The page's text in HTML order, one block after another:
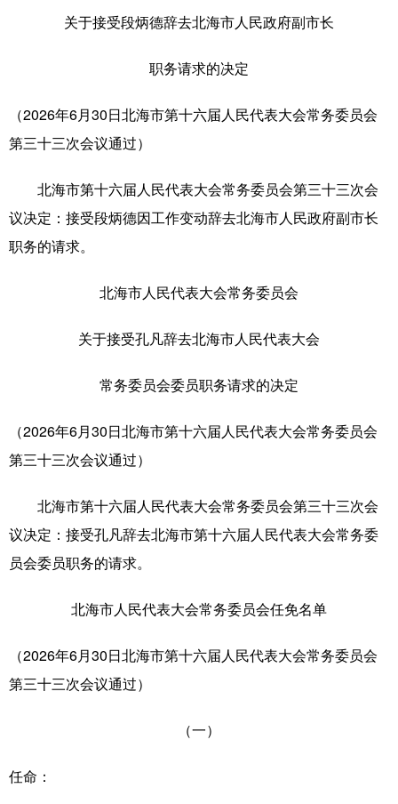
科技 科普 体育 文化
军事 访谈
食品 人居
会展 彩票 娱乐 时尚
悦读
上市公司 文化产业
天津 河北
辽宁 吉林 上海 江苏
浙江 安徽
山东 河南 湖北 湖南
广东 广西 海南 重庆
甘肃 青海
新疆 内蒙古 黑龙江
关于接受段炳德辞去北海市人民政府副市长
职务请求的决定
（2026年6月30日北海市第十六届人民代表大会常务委员会
第三十三次会议通过）
北海市第十六届人民代表大会常务委员会第三十三次会
议决定：接受段炳德因工作变动辞去北海市人民政府副市长
职务的请求。
北海市人民代表大会常务委员会
关于接受孔凡辞去北海市人民代表大会
常务委员会委员职务请求的决定
（2026年6月30日北海市第十六届人民代表大会常务委员会
第三十三次会议通过）
北海市第十六届人民代表大会常务委员会第三十三次会
议决定：接受孔凡辞去北海市第十六届人民代表大会常务委
员会委员职务的请求。
北海市人民代表大会常务委员会任免名单
（2026年6月30日北海市第十六届人民代表大会常务委员会
第三十三次会议通过）
（一）
任命：